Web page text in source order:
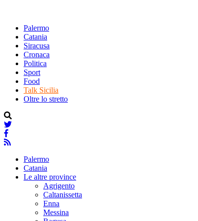
Palermo
Catania
Siracusa
Cronaca
Politica
Sport
Food
Talk Sicilia
Oltre lo stretto
Palermo
Catania
Le altre province
Agrigento
Caltanissetta
Enna
Messina